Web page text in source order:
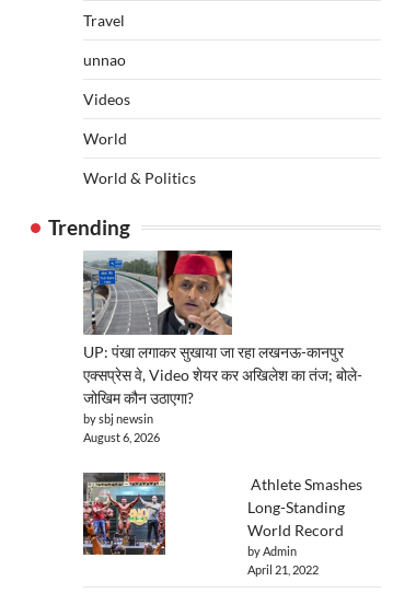
Travel
unnao
Videos
World
World & Politics
Trending
UP: पंखा लगाकर सुखाया जा रहा लखनऊ-कानपुर
एक्सप्रेस वे, Video शेयर कर अखिलेश का तंज; बोले-
जोखिम कौन उठाएगा?
by sbj newsin
August 6, 2026
Athlete Smashes
Long-Standing
World Record
by Admin
April 21, 2022